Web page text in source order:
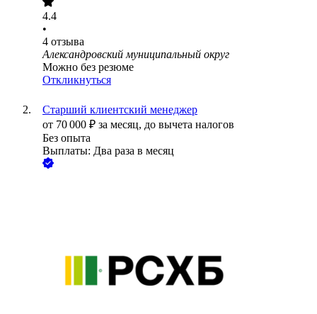
4.4
•
4 отзыва
Александровский муниципальный округ
Можно без резюме
Откликнуться
Старший клиентский менеджер
от 70 000 ₽ за месяц, до вычета налогов
Без опыта
Выплаты: Два раза в месяц